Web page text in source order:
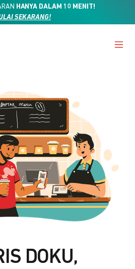
HANYA DALAM 10 MENIT!
SEKARANG!
DOKU,